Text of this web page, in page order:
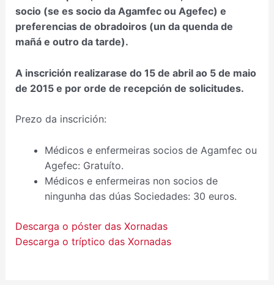
socio (se es socio da Agamfec ou Agefec) e
preferencias de obradoiros (un da quenda de
mañá e outro da tarde).
A inscrición realizarase do 15 de abril ao 5 de maio
de 2015 e por orde de recepción de solicitudes.
Prezo da inscrición:
Médicos e enfermeiras socios de Agamfec ou
Agefec: Gratuíto.
Médicos e enfermeiras non socios de
ningunha das dúas Sociedades: 30 euros.
Descarga o póster das Xornadas
Descarga o tríptico das Xornadas